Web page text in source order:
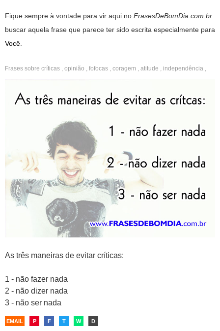
Fique sempre à vontade para vir aqui no FrasesDeBomDia.com.br
buscar aquela frase que parece ter sido escrita especialmente para
Você.
Frases sobre críticas , opinião , fofocas , coragem , atitude , independência ,
As três maneiras de evitar críticas:
1 - não fazer nada
2 - não dizer nada
3 - não ser nada
EMAIL P F T W D